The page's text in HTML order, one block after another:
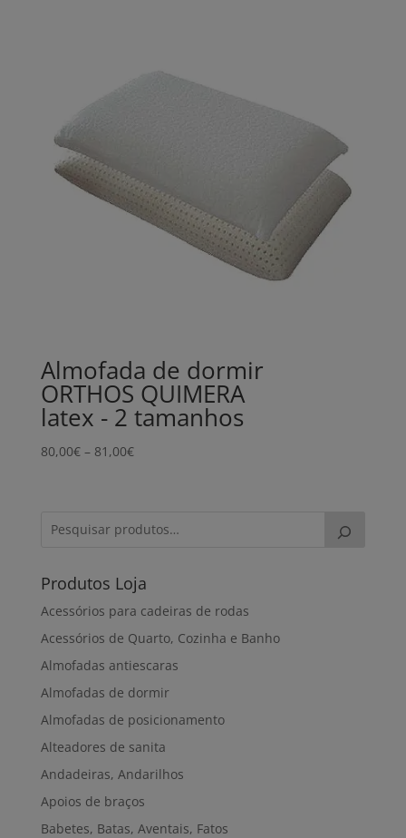
Almofada de dormir
ORTHOS QUIMERA
latex - 2 tamanhos
80,00€ – 81,00€Price
81,00€
Produtos Loja
Acessórios para cadeiras de rodas
Acessórios de Quarto, Cozinha e Banho
Almofadas antiescaras
Almofadas de dormir
Almofadas de posicionamento
Alteadores de sanita
Andadeiras, Andarilhos
Apoios de braços
Babetes, Batas, Aventais, Fatos